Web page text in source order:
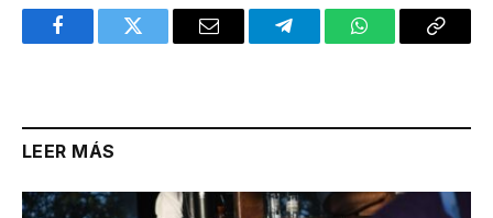
FacebookTwitter Email TelegramWhatsAppCopy
LEER MÁS